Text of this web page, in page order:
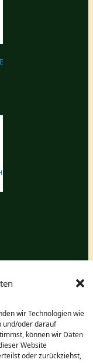
wir Technologien wie
und/oder darauf
können wir Daten
Website
oder zurückziehst,